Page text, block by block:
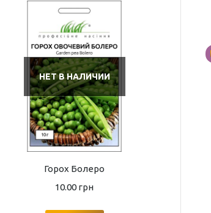
НЕТ В НАЛИЧИИ
Горох Болеро
10.00 грн